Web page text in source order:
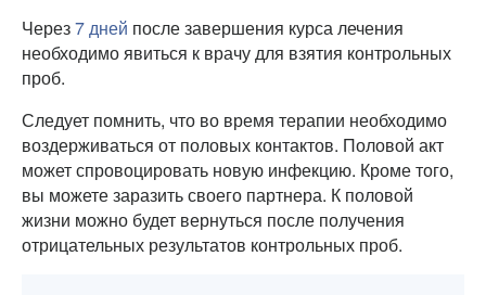
Через7 дней после завершения курса лечения
необходимо явиться к врачу для взятия контрольных
проб.
Следует помнить, что во время терапии необходимо
воздерживаться от половых контактов. Половой акт
может спровоцировать новую инфекцию. Кроме того,
вы можете заразить своего партнера. К половой
жизни можно будет вернуться после получения
отрицательных результатов контрольных проб.